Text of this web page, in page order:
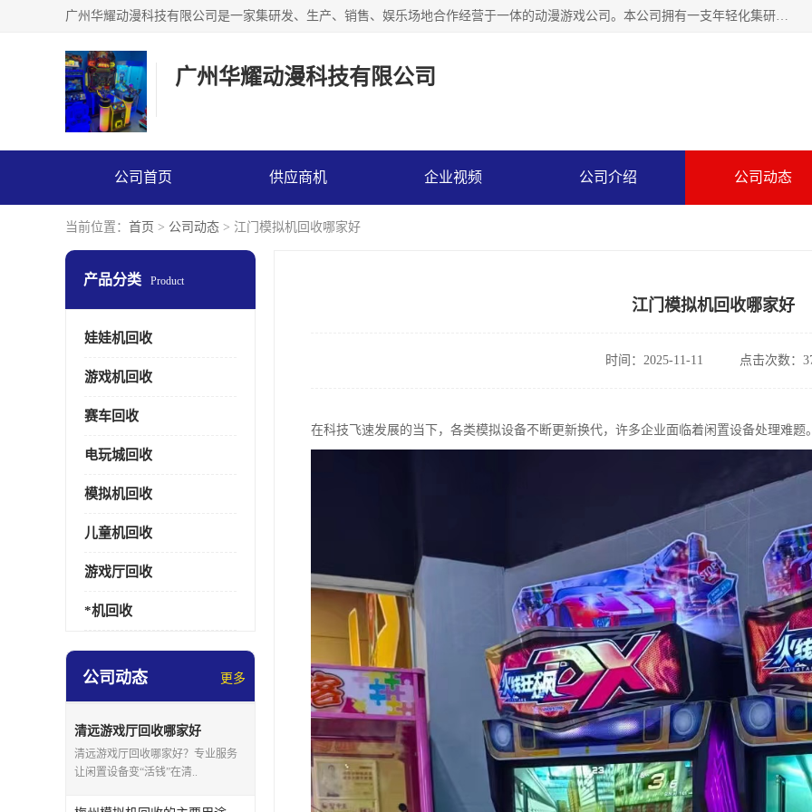
广州华耀动漫科技有限公司是一家集研发、生产、销售、娱乐场地合作经营于一体的动漫游戏公司。本公司拥有一支年轻化集研发生产到售后服务的队伍，及时地为客户提供、赚钱的产品。本公司以雄厚的实力、合理的价格、优良的服务与多家企业建立了长期的合作关系。热诚欢迎各界前来参观、考察、洽谈业务。目前公司经营的产品有：各种捕渔游戏机系列，大型模拟机系列、轮盘机系列、连线机系列、框体机系列、玛莉机系列等。
广州华耀动漫科技有限公司
公司首页 供应商机 企业视频 公司介绍 公司动态
当前位置： 首页 > 公司动态 > 江门模拟机回收哪家好
产品分类 Product
娃娃机回收
游戏机回收
赛车回收
电玩城回收
模拟机回收
儿童机回收
游戏厅回收
*机回收
公司动态 更多
清远游戏厅回收哪家好
清远游戏厅回收哪家好？专业服务
让闲置设备变“活钱”在清..
江门模拟机回收哪家好
时间：2025-11-11 点击次数：
在科技飞速发展的当下，各类模拟设备不断更新换代，许多企业面临着闲置设备处理难题